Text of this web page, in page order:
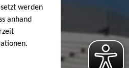
werden
anhand